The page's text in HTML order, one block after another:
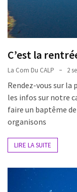
apnée
Samedi
11h
12h30
nage
apnée
C’est la
La Com Du CALP 2
Rendez-vous sur
les infos sur notre
faire un baptême
organisons
LIRE LA SUITE